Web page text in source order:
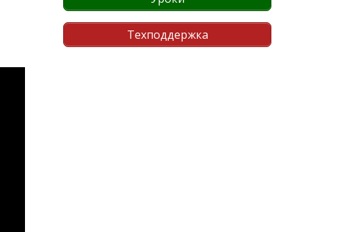
Техподдержка